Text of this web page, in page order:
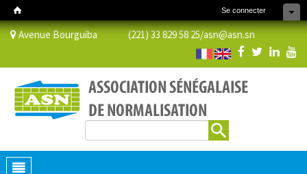
Se connecter
Avenue Bourguiba (221) 33 829 58 25/asn@asn.sn
Formulaire de recherche
Toggle